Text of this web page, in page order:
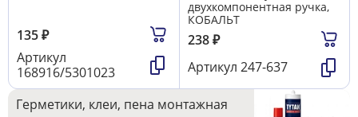
135₽
Артикул
168916/5301023
двухкомпонентная ручка,
КОБАЛЬТ
238₽
Артикул 247-637
Герметики, клеи, пена монтажная